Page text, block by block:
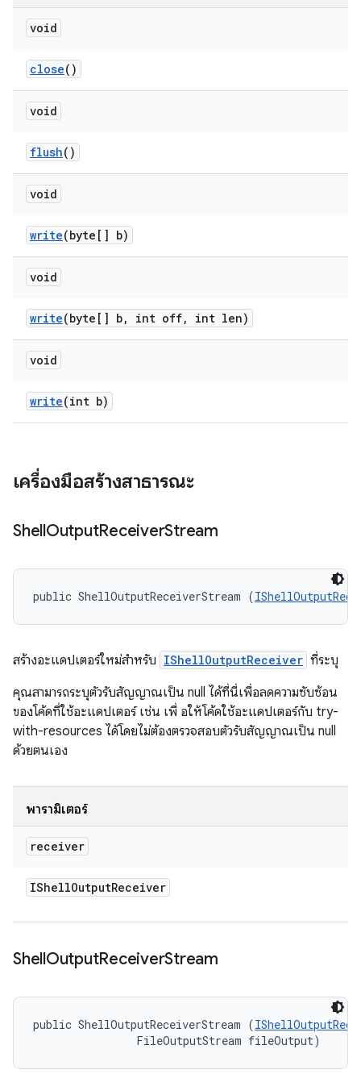
void
close()
void
flush()
void
write(byte[] b)
void
write(byte[] b, int off, int len)
void
write(int b)
เครื่องมือสร้างสาธารณะ
ShellOutputReceiverStream
public ShellOutputReceiverStream (
สร้างอะแดปเตอร์ใหม่สำหรับ IShellOutputReceiver ที่ระบุ
คุณสามารถระบุตัวรับสัญญาณเป็น null ได้ที่นี่เพื่อลดความซับซ้อน
ของโค้ดที่ใช้อะแดปเตอร์ เช่น เพื่ อให้โค้ดใช้อะแดปเตอร์กับ try-
with-resources ได้โดยไม่ต้องตรวจสอบตัวรับสัญญาณเป็น null
ด้วยตนเอง
พารามิเตอร์
receiver
IShellOutputReceiver
ShellOutputReceiverStream
public ShellOutputReceiverStream (
                FileOutputStream fileOutput)